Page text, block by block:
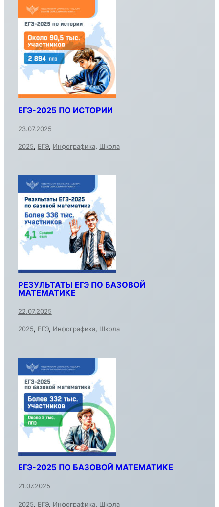
ЕГЭ-2025 ПО ИСТОРИИ
23.07.2025
2025, ЕГЭ, Инфографика, Школа
РЕЗУЛЬТАТЫ ЕГЭ ПО БАЗОВОЙ
МАТЕМАТИКЕ
22.07.2025
2025, ЕГЭ, Инфографика, Школа
ЕГЭ-2025 ПО БАЗОВОЙ МАТЕМАТИКЕ
21.07.2025
2025, ЕГЭ, Инфографика, Школа